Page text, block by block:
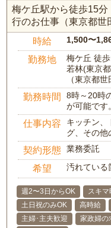
梅ケ丘駅から徒歩15
行のお仕事（東京都世
時給 1,500〜
勤務地
梅ケ丘 徒
若林(東京
（東京都世
勤務時間
8時～20時
が可能です
仕事内容
キッチン、
グ、その他
契約形態 業務委託
希望 汚れている
週2〜3日からOK スキ
土日祝のみOK
高時給
主婦･主夫歓迎
家政婦の